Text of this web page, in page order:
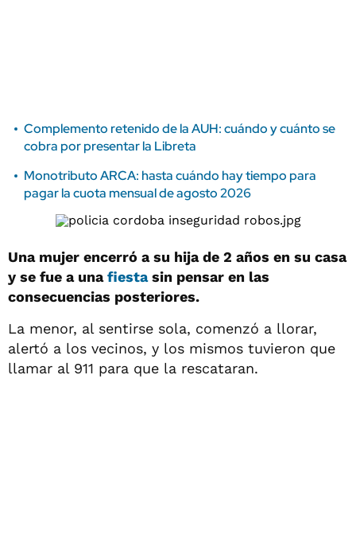
Complemento retenido de la AUH: cuándo y cuánto se
cobra por presentar la Libreta
Monotributo ARCA: hasta cuándo hay tiempo para
pagar la cuota mensual de agosto 2026
Una mujer encerró a su hija de 2 años en su casa
y se fue a unafiestasin pensar en las
consecuencias posteriores.
La menor, al sentirse sola, comenzó a llorar,
alertó a los vecinos, y los mismos tuvieron que
llamar al 911 para que la rescataran.